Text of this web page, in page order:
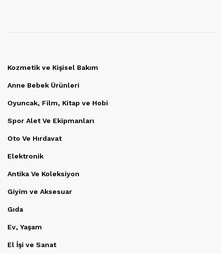
Kozmetik ve Kişisel Bakım
Anne Bebek Ürünleri
Oyuncak, Film, Kitap ve Hobi
Spor Alet Ve Ekipmanları
Oto Ve Hırdavat
Elektronik
Antika Ve Koleksiyon
Giyim ve Aksesuar
Gıda
Ev, Yaşam
El İşi ve Sanat